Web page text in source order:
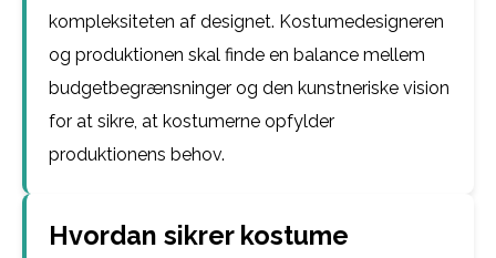
kompleksiteten af designet. Kostumedesigneren
og produktionen skal finde en balance mellem
budgetbegrænsninger og den kunstneriske vision
for at sikre, at kostumerne opfylder
produktionens behov.
Hvordan sikrer kostume